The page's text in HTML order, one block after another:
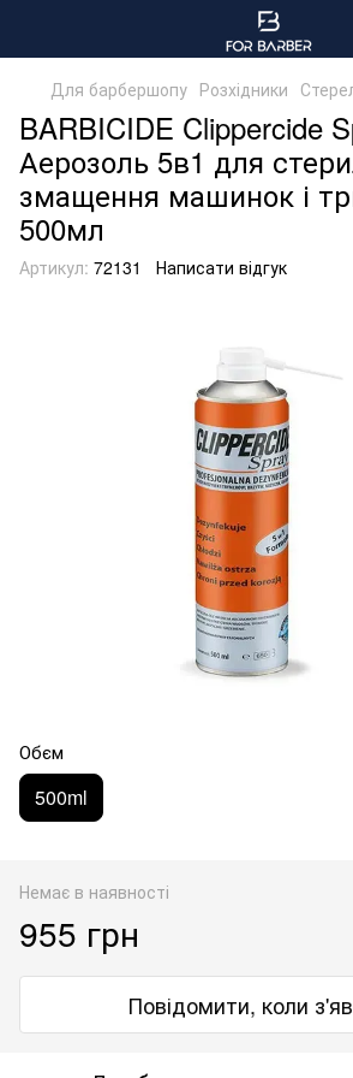
Для барбершопу Розхідники
BARBICIDE Clippercide
Аерозоль 5в1 для
змащення машинок і
500мл
Артикул: 72131 Написати відгук
Обєм
500ml
Немає в наявності
955 грн
Повідомити, коли